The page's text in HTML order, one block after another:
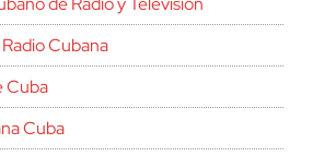
Cubana
Cuba
Cuba